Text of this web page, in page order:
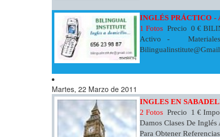
INGLÉS PRÁCTICO
1 Fotos Precio 0 €
Activo - Materiales
Martes, 22 Marzo de 2011
INGLES EN
2 Fotos Precio 1 €
Damos Clases De
Para Obtener